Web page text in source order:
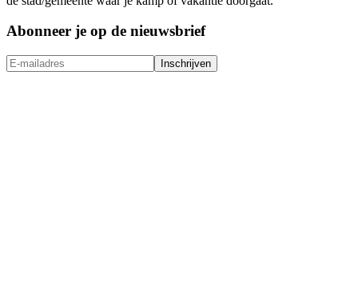
Abonneer je op de nieuwsbrief
Inschrijven